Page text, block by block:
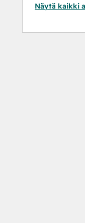
Näytä kaikki